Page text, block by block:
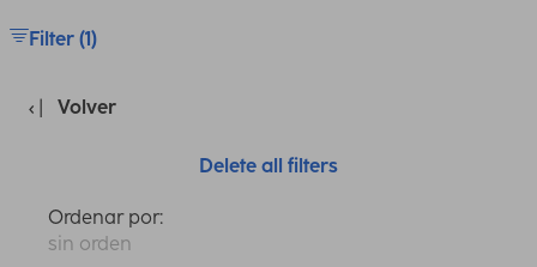
Filter (1)
Volver
Delete all filters
Ordenar por:
sin orden